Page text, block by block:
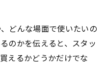
どんな場面で使いたいの
のかを伝えると、スタッ
買えるかどうかだけでな